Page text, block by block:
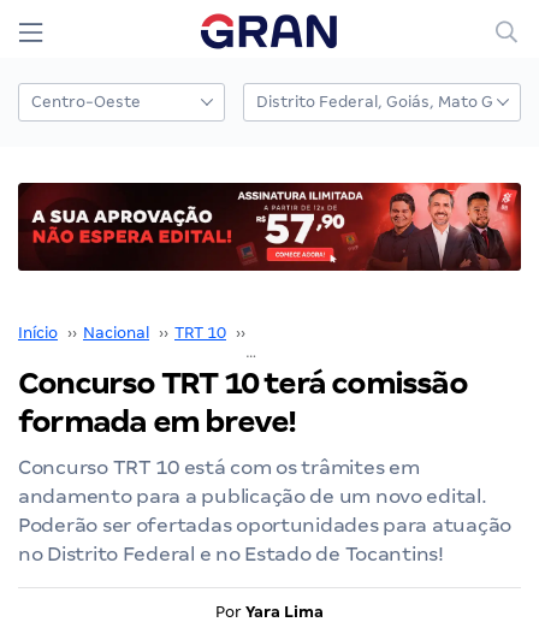
Início ›› Nacional ›› TRT 10 ››
Concurso TRT 10 terá comissão
formada em breve!
Concurso TRT 10 está com os trâmites em
andamento para a publicação de um novo edital.
Poderão ser ofertadas oportunidades para atuação
no Distrito Federal e no Estado de Tocantins!
Por Yara Lima